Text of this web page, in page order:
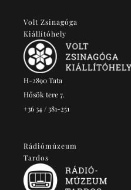
Volt Zsinagóga
Kiállítóhely
H-2890 Tata
Hősök tere 7.
+36 34 / 381-251
Rádiómúzeum
Tardos